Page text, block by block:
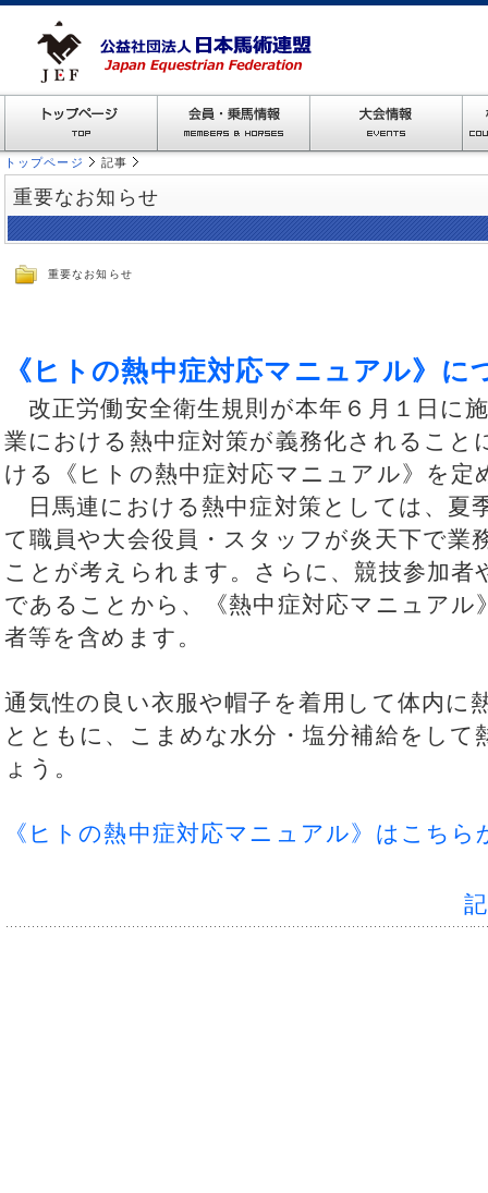
トップページ 記事
重要なお知らせ
重要なお知らせ
《ヒトの熱中症対応マニュアル》に
改正労働安全衛生規則が本年６月１日に
業における熱中症対策が義務化されること
ける《ヒトの熱中症対応マニュアル》を定
日馬連における熱中症対策としては、夏
て職員や大会役員・スタッフが炎天下で業
ことが考えられます。さらに、競技参加者
であることから、《熱中症対応マニュアル
者等を含めます。
通気性の良い衣服や帽子を着用して体内に
とともに、こまめな水分・塩分補給をして
ょう。
《ヒトの熱中症対応マニュアル》はこちら